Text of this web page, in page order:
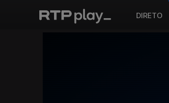
DIRETO